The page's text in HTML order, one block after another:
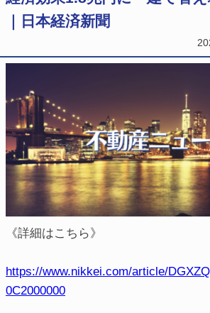
｜日本経済新聞
《詳細はこちら》
https://www.nikkei.com/article/
0C2000000